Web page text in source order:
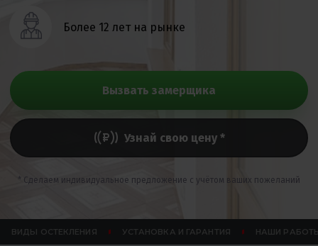
Более 12 лет на рынке
Вызвать замерщика
Узнай свою цену *
* Сделаем индивидуальное предложение с учётом ваших пожеланий
ВИДЫ ОСТЕКЛЕНИЯ УСТАНОВКА И ГАРАНТИЯ НАШИ